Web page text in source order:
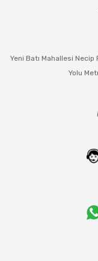
Yeni Batı Mahallesi
Yolu